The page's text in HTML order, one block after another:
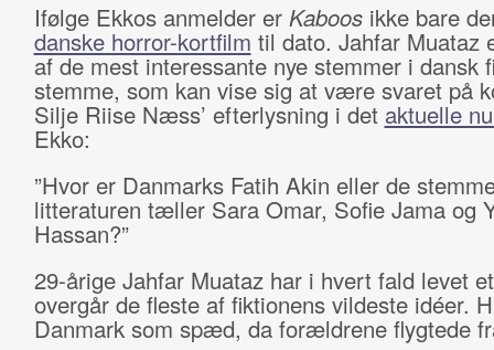
Ifølge Ekkos anmelder er Kaboosikke bare
danske horror-kortfilm til dato. Jahfar Muataz
af de mest interessante nye stemmer i dansk
stemme, som kan vise sig at være svaret på
Silje Riise Næss’ efterlysning i det aktuelle
Ekko:
”Hvor er Danmarks Fatih Akin eller de
litteraturen tæller Sara Omar, Sofie Jama og
Hassan?”
29-årige Jahfar Muataz har i hvert fald levet
overgår de fleste af fiktionens vildeste idéer.
Danmark som spæd, da forældrene flygtede